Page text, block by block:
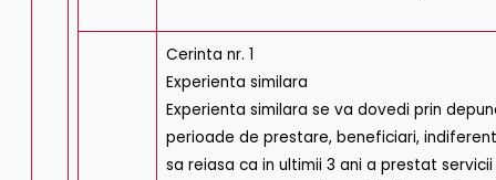
Cerinta nr. 1
Experienta similara
Experienta similara se va dovedi prin
perioade de prestare, beneficiari,
sa reiasa ca in ultimii 3 ani a prestat